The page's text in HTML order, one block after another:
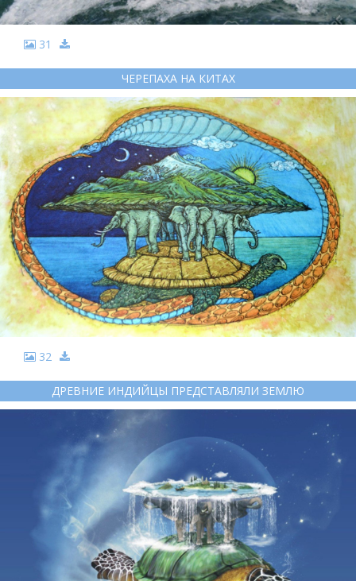
31
ЧЕРЕПАХА НА КИТАХ
32
ДРЕВНИЕ ИНДИЙЦЫ ПРЕДСТАВЛЯЛИ ЗЕМЛЮ